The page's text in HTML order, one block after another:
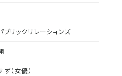
ブリックリレーションズ
（女優）